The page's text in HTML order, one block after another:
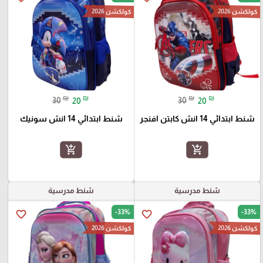
كولكشن 2026
30 ₪ 20 ₪
شنط ابتدائي 14 انش كابتن افنجر
add_shopping_cart
كولكشن 2026
30 ₪ 20 ₪
شنط ابتدائي 14 انش سونيك
add_shopping_cart
شنط مدرسية
favorite_border -33%
كولكشن 2026
شنط مدرسية
favorite_border -33%
كولكشن 2026